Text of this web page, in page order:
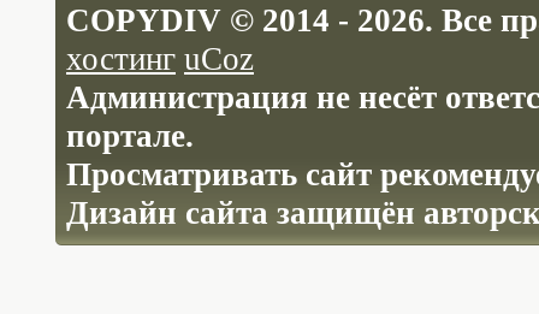
COPYDIV © 2014 - 2026. Все
хостинг uCoz
Администрация не несёт
портале.
Просматривать сайт
Дизайн сайта защищён